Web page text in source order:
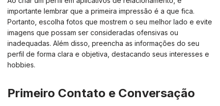
importante lembrar que a primeira impressão é a que fica.
Portanto, escolha fotos que mostrem o seu melhor lado e evite
imagens que possam ser consideradas ofensivas ou
inadequadas. Além disso, preencha as informações do seu
perfil de forma clara e objetiva, destacando seus interesses e
hobbies.
Primeiro Contato e Conversação